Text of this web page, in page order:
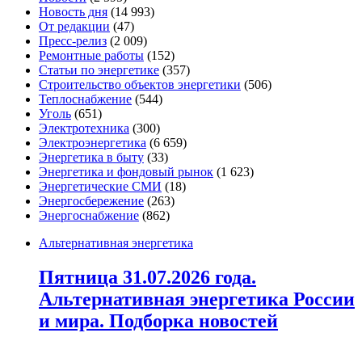
Новость дня (14 993)
От редакции (47)
Пресс-релиз (2 009)
Ремонтные работы (152)
Статьи по энергетике (357)
Строительство объектов энергетики (506)
Теплоснабжение (544)
Уголь (651)
Электротехника (300)
Электроэнергетика (6 659)
Энергетика в быту (33)
Энергетика и фондовый рынок (1 623)
Энергетические СМИ (18)
Энергосбережение (263)
Энергоснабжение (862)
Альтернативная энергетика
Пятница 31.07.2026 года.
Альтернативная энергетика России
и мира. Подборка новостей